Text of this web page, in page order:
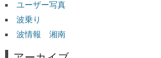
ユーザー写真
波乗り
波情報 湘南